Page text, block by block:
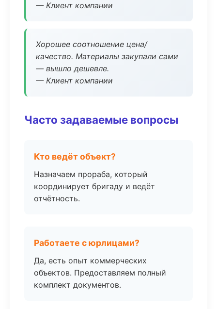
— Клиент компании
Хорошее соотношение цена/
качество. Материалы закупали сами
— вышло дешевле.
— Клиент компании
Часто задаваемые вопросы
Кто ведёт объект?
Назначаем прораба, который
координирует бригаду и ведёт
отчётность.
Работаете с юрлицами?
Да, есть опыт коммерческих
объектов. Предоставляем полный
комплект документов.